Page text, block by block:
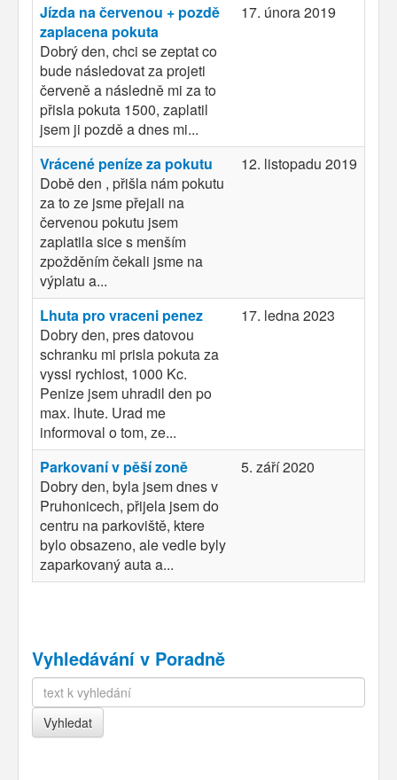
Jízda na červenou + pozdě
zaplacena pokuta
Dobrý den, chci se zeptat co
bude následovat za projeti
červeně a následně mi za to
přisla pokuta 1500, zaplatil
jsem ji pozdě a dnes mi...
17. února 2019
Vrácené peníze za pokutu
Době den , přišla nám pokutu
za to ze jsme přejali na
červenou pokutu jsem
zaplatila sice s menším
zpožděním čekali jsme na
výplatu a...
12. listopadu 2019
Lhuta pro vraceni penez
Dobry den, pres datovou
schranku mi prisla pokuta za
vyssi rychlost, 1000 Kc.
Penize jsem uhradil den po
max. lhute. Urad me
informoval o tom, ze...
17. ledna 2023
Parkovaní v pěší zoně
Dobry den, byla jsem dnes v
Pruhonicech, přijela jsem do
centru na parkoviště, ktere
bylo obsazeno, ale vedle byly
zaparkovaný auta a...
5. září 2020
Vyhledávání v Poradně